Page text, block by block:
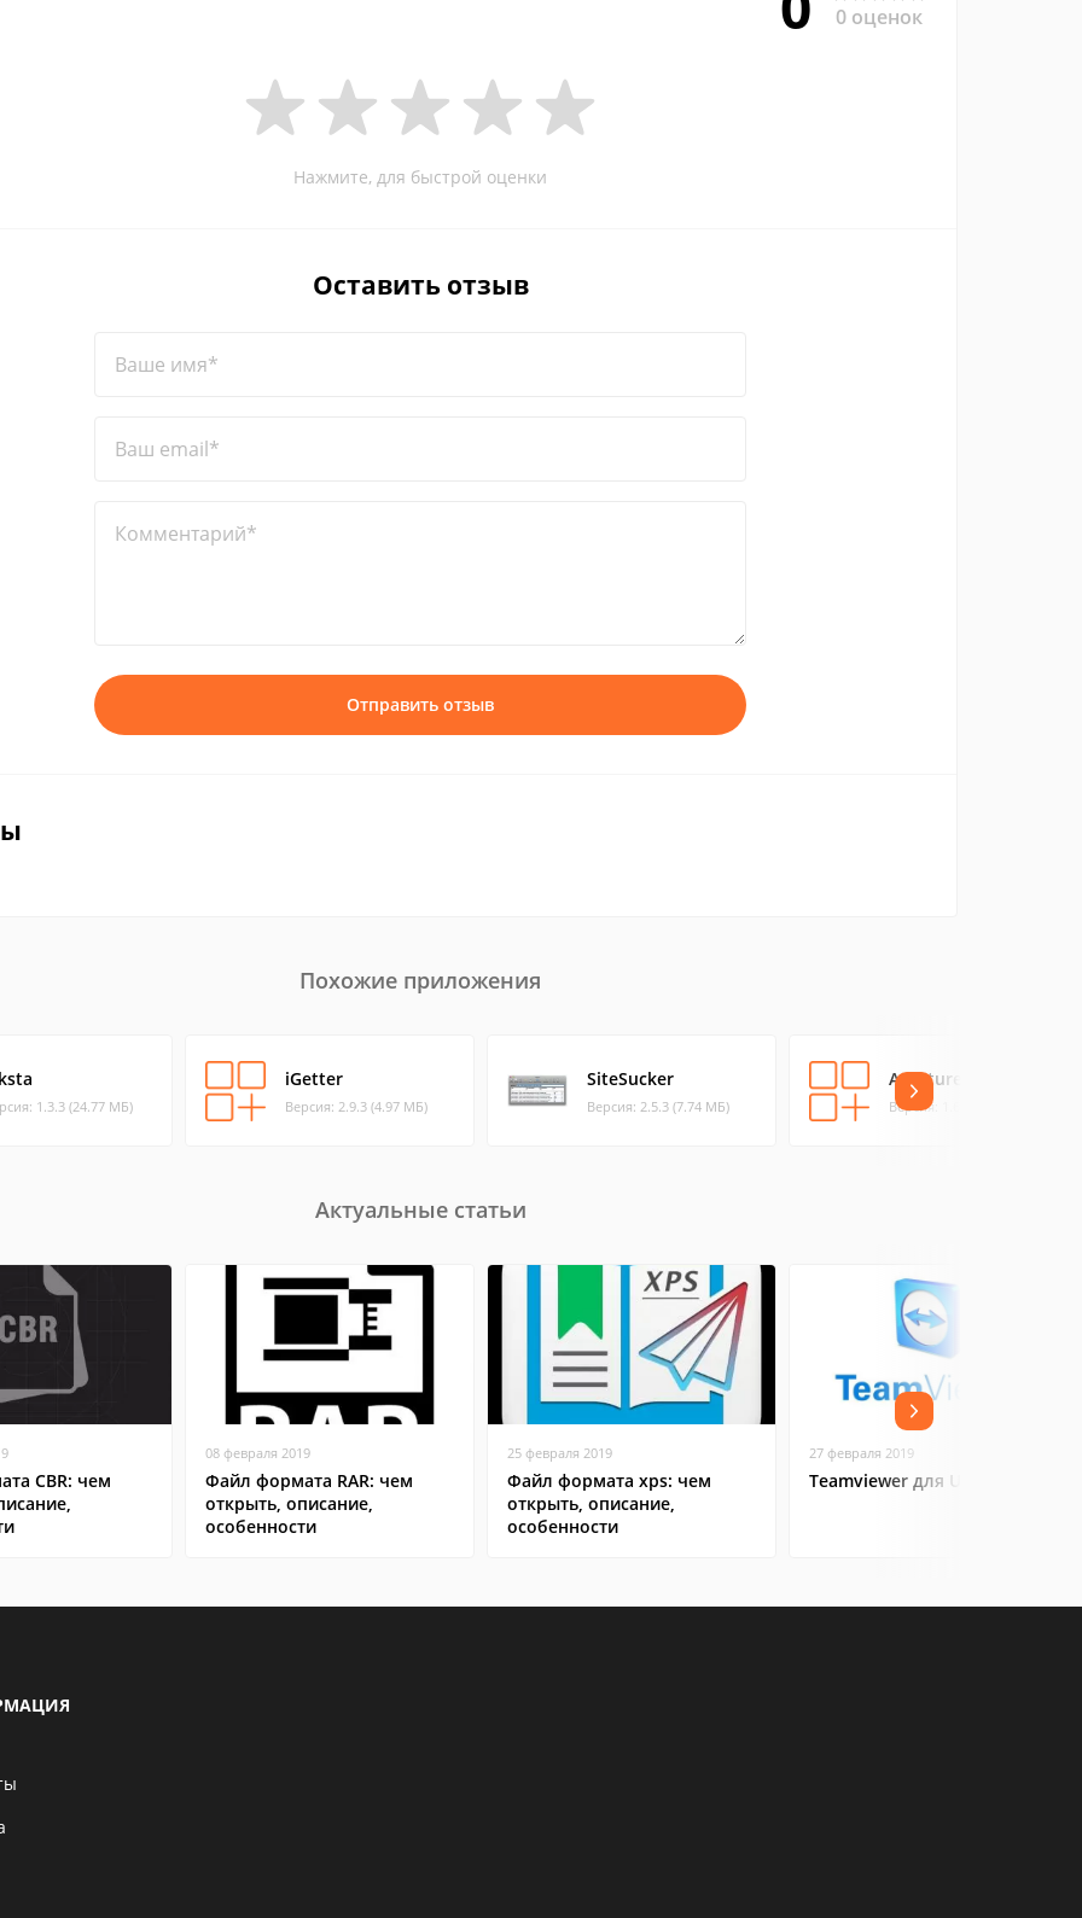
0 оценок
Нажмите, для быстрой оценки
Оставить отзыв
Ваше имя*
Ваш email*
Комментарий*
Отправить отзыв
Похожие приложения
1.3.3 (24.77 МБ)
iGetter
Версия: 2.9.3 (4.97 МБ)
SiteSucker
Версия: 2.5.3 (7.74 МБ)
Aperture2Tumblr
Версия: 1.6 (0.08 МБ)
Актуальные статьи
CBR: чем
08 февраля 2019
Файл формата RAR: чем
открыть, описание,
особенности
25 февраля 2019
Файл формата xps: чем
открыть, описание,
особенности
27 февраля 2019
Teamviewer для Ubuntu